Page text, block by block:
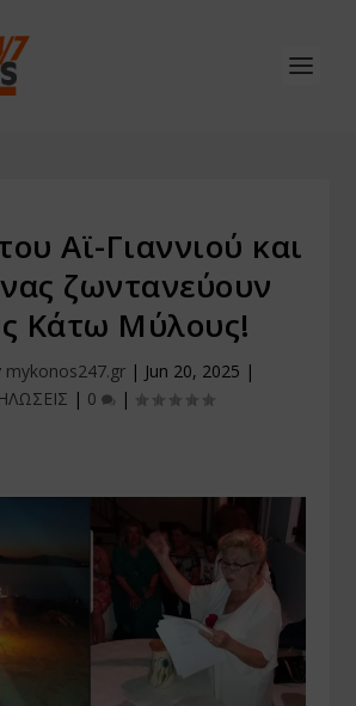
Αϊ-Γιαννιού και
ζωντανεύουν
Κάτω Μύλους!
mykonos247.gr| Jun 20, 2025 |
| 0 |